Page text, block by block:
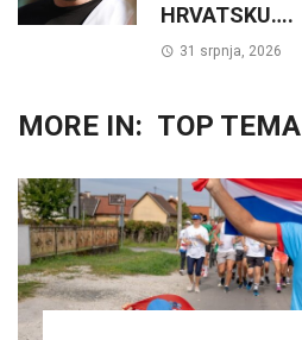
HRVATSKU….
31 srpnja, 2026
MORE IN: TOP TEMA